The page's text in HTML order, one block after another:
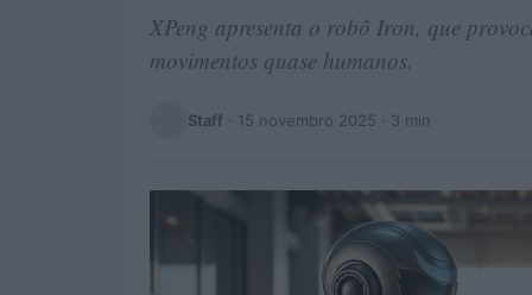
XPeng apresenta o robô Iron, que
movimentos quase humanos.
Staff · 15 novembro 2025 · 3 min